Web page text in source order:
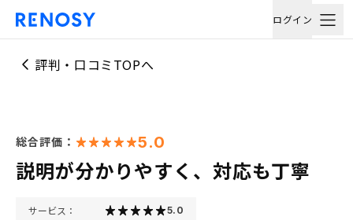
ログイン
評判・口コミTOPへ
総合評価： 5.0
説明が分かりやすく、対応も丁寧
サービス： 5.0